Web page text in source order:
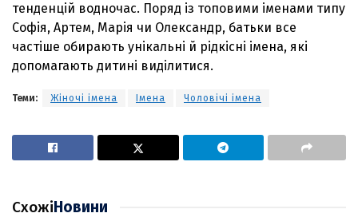
тенденцій водночас. Поряд із топовими іменами типу
Софія, Артем, Марія чи Олександр, батьки все
частіше обирають унікальні й рідкісні імена, які
допомагають дитині виділитися.
Теми: Жіночі імена Імена Чоловічі імена
СхожіНовини